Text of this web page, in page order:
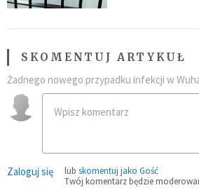
SKOMENTUJ ARTYKUŁ
Żadnego nowego przypadku infekcji w
Zaloguj się lub skomentuj jako Gość
Twój komentarz będzie